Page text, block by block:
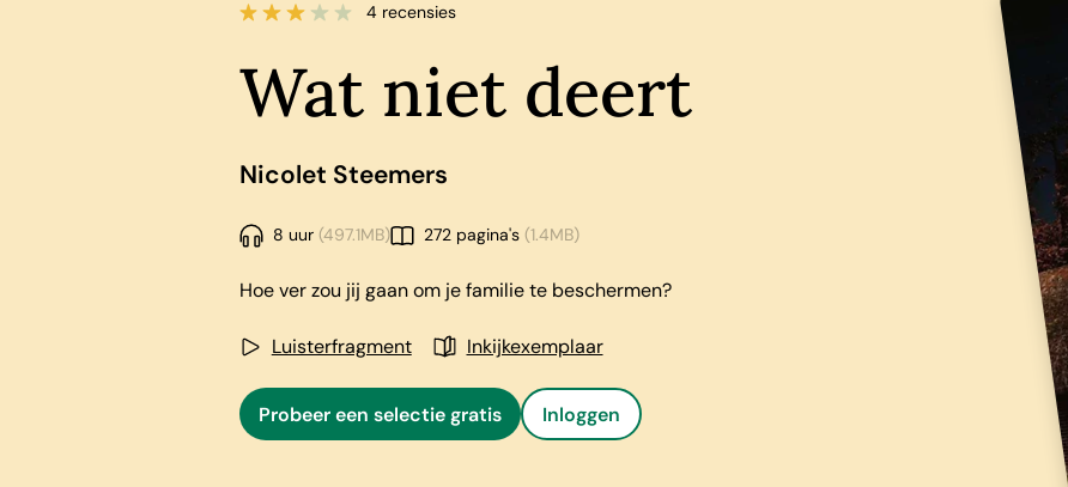
4 recensies
Wat niet deert
Nicolet Steemers
8 uur(497.1MB) 272 pagina's(1.4MB)
Hoe ver zou jij gaan om je familie te beschermen?
Luisterfragment Inkijkexemplaar
Probeer een selectie gratis Inloggen